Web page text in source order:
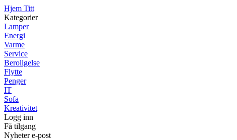
Hjem Titt
Kategorier
Lamper
Energi
Varme
Service
Beroligelse
Flytte
Penger
IT
Sofa
Kreativitet
Logg inn
Få tilgang
Nyheter e-post